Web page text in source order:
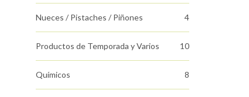
Nueces / Pistaches / Piñones 4
Productos de Temporada y Varios 10
Químicos 8